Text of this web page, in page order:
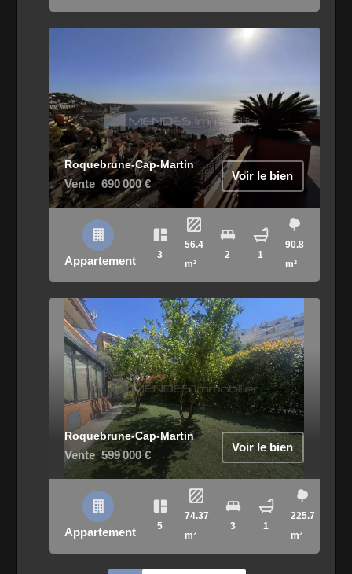
Roquebrune-Cap-Martin
Vente 690 000 €
Voir le bien
Appartement 3
56.4
m²
2 1
90.8
m²
Roquebrune-Cap-Martin
Vente 599 000 €
Voir le bien
Appartement 5
74.37
m²
3 1
225.7
m²